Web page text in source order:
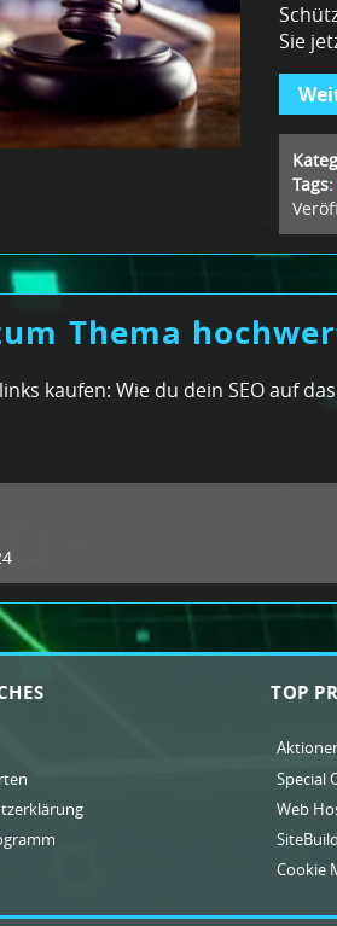
Sie
Tags:
Thema
kaufen: Wie du dein SEO auf
TOP
Special
Web
Cookie